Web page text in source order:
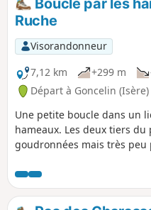
Boucle par les
Ruche
Visorandonneur
7,12 km
+299 m
Départ à Goncelin (Isère)
Une petite boucle dans un
hameaux. Les deux tiers
goudronnées mais très peu